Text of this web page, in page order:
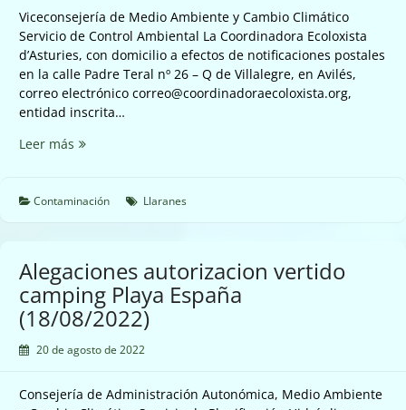
Viceconsejería de Medio Ambiente y Cambio Climático
Servicio de Control Ambiental La Coordinadora Ecoloxista
d’Asturies, con domicilio a efectos de notificaciones postales
en la calle Padre Teral nº 26 – Q de Villalegre, en Avilés,
correo electrónico correo@coordinadoraecoloxista.org,
entidad inscrita…
Leer más Solicitud
benceno
Contaminación Llaranes
Alegaciones autorizacion vertido
camping Playa España
(18/08/2022)
20 de agosto de 2022
Consejería de Administración Autonómica, Medio Ambiente